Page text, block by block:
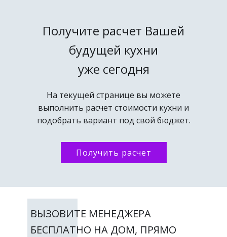
Получите расчет Вашей
будущей кухни
уже сегодня
На текущей странице вы можете
выполнить расчет стоимости кухни и
подобрать вариант под свой бюджет.
Получить расчет
ВЫЗОВИТЕ МЕНЕДЖЕРА
БЕСПЛАТНО НА ДОМ, ПРЯМО